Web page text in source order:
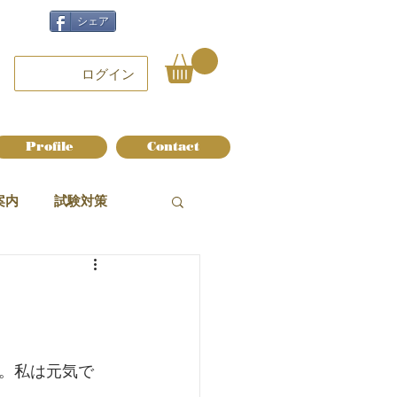
シェア
ログイン
Profile Contact
内 試験対策
私は元気で